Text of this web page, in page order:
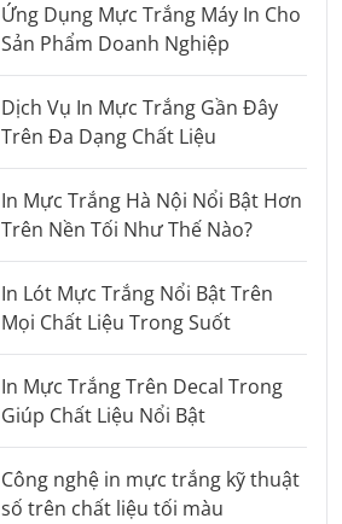
Ứng Dụng Mực Trắng Máy In Cho
Sản Phẩm Doanh Nghiệp
Dịch Vụ In Mực Trắng Gần Đây
Trên Đa Dạng Chất Liệu
In Mực Trắng Hà Nội Nổi Bật Hơn
Trên Nền Tối Như Thế Nào?
In Lót Mực Trắng Nổi Bật Trên
Mọi Chất Liệu Trong Suốt
In Mực Trắng Trên Decal Trong
Giúp Chất Liệu Nổi Bật
Công nghệ in mực trắng kỹ thuật
số trên chất liệu tối màu